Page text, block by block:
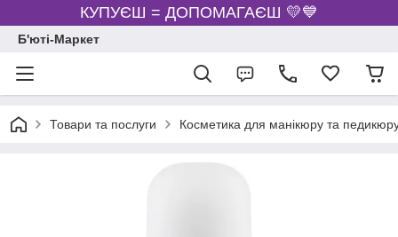
КУПУЄШ = ДОПОМАГАЄШ 💛💙
Б'юті-Маркет
Товари та послуги Косметика для манікюру та